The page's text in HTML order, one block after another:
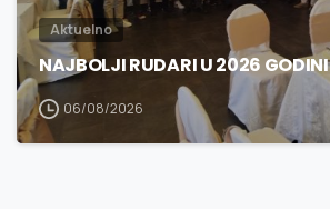
Aktuelno
NAJBOLJI RUDARI U 2026 GODINI
06/08/2026